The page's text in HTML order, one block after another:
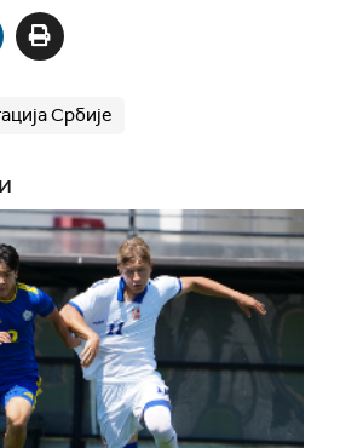
Србије